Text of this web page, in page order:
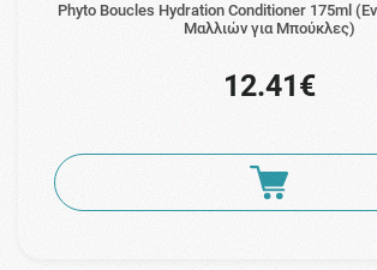
Phyto Boucles Hydration Conditioner 175ml
Μαλλιών για Μπούκλες)
12.41€